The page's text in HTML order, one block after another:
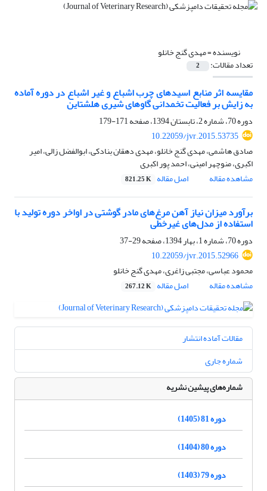
نویسنده =مهدی گنج خانلو
تعداد مقالات: 2
مقایسه اثر منابع اسیدهای چرب اشباع و غیر اشباع در دوره آماده
به زایش بر فعالیت تخمدانی گاوهای شیری هلشتاین
دوره 70، شماره 2، تابستان 1394، صفحه
171-179
10.22059/jvr.2015.53735
صادق هاشمی، مهدی گنج خانلو، مهدی دهقان بنادکی، ابوالفضل زالی، امیر
اکبری، منوچهر امینی، احمد پور اکبری
مشاهده مقاله
اصل مقاله 821.25 K
برآورد میزان نیاز آهن مرغ‌های مادر گوشتی در اواخر دوره تولید با
استفاده از مدل‌های غیرخطی
دوره 70، شماره 1، بهار 1394، صفحه
29-37
10.22059/jvr.2015.52966
محمود عباسی، مجتبی زاغری، مهدی گنج خانلو
مشاهده مقاله
اصل مقاله 267.12 K
مقالات آماده انتشار
شماره جاری
شماره‌های پیشین نشریه
دوره 81 (1405)
دوره 80 (1404)
دوره 79 (1403)